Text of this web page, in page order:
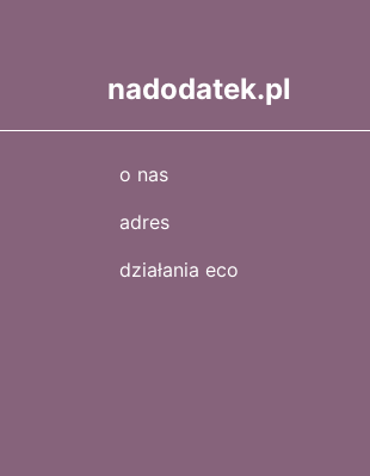
nadodatek.pl
o nas
adres
działania eco